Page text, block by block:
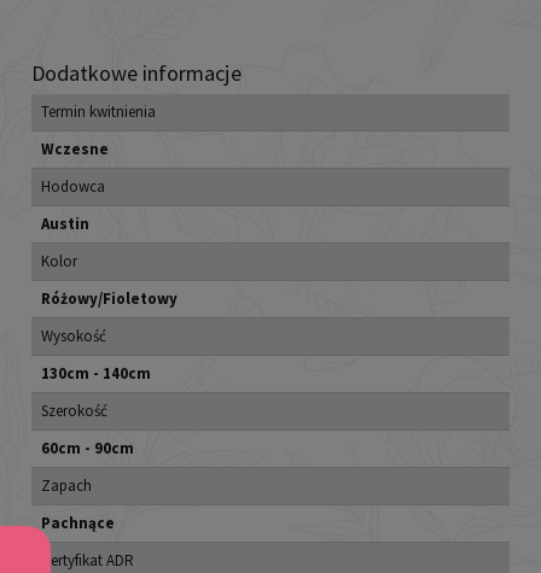
Dodatkowe informacje
Termin kwitnienia
Wczesne
Hodowca
Austin
Kolor
Różowy/Fioletowy
Wysokość
130cm - 140cm
Szerokość
60cm - 90cm
Zapach
Pachnące
Certyfikat ADR